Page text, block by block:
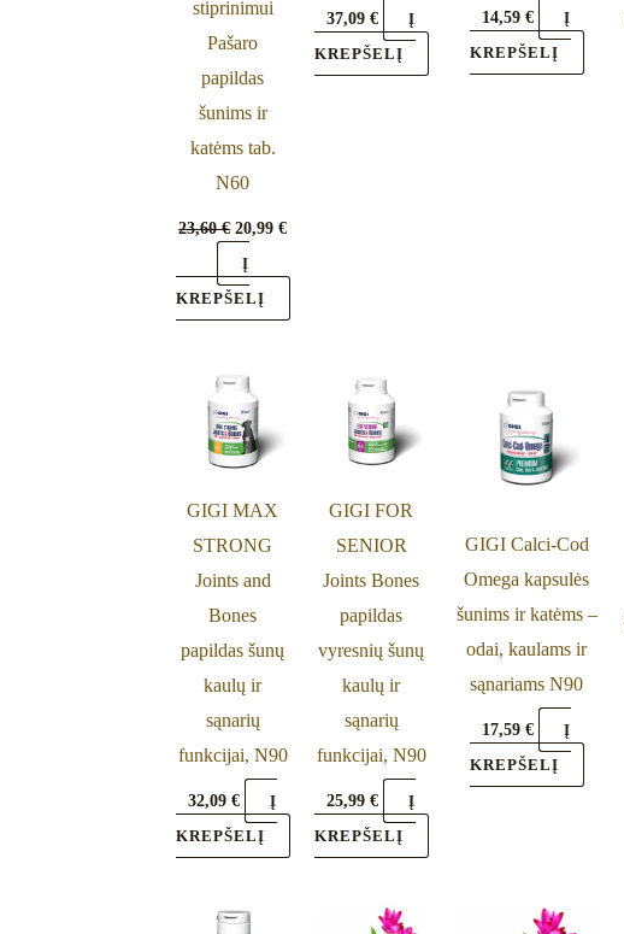
stiprinimui
Pašaro
papildas
šunims ir
katėms tab.
N60
23,60€ 20,99€
Į
KREPŠELĮ
37,09€
Į
KREPŠELĮ
14,59€
Į
KREPŠELĮ
GIGI MAX
STRONG
Joints and
Bones
papildas šunų
kaulų ir
sąnarių
funkcijai, N90
32,09€
Į
KREPŠELĮ
GIGI FOR
SENIOR
Joints Bones
papildas
vyresnių šunų
kaulų ir
sąnarių
funkcijai, N90
25,99€
Į
KREPŠELĮ
GIGI Calci-Cod
Omega kapsulės
šunims ir katėms –
odai, kaulams ir
sąnariams N90
17,59€
Į
KREPŠELĮ